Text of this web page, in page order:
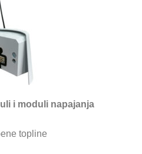
i moduli napajanja
topline